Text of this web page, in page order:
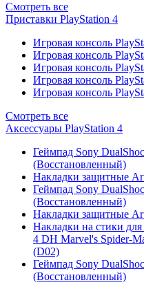
Смотреть все
Приставки PlayStation 4
Игровая консоль
Игровая консоль
Игровая консоль
Игровая консоль
Игровая консоль
Смотреть все
Аксессуары PlayStation 4
Геймпад Sony
(Восстановленный)
Накладки защитные
Геймпад Sony
(Восстановленный)
Накладки защитные
Накладки на стики
4 DH Marvel's Spider-
(D02)
Геймпад Sony
(Восстановленный)